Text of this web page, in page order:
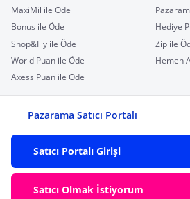
MaxiMil ile Öde
Bonus ile Öde
Hediye
Shop&Fly ile Öde
Zip ile
World Puan ile Öde
Hemen
Axess Puan ile Öde
Pazarama Satıcı Portalı
Satıcı Portalı Girişi
Satıcı Olmak İstiyorum